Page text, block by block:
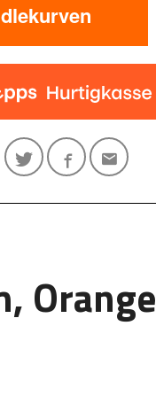
Orange